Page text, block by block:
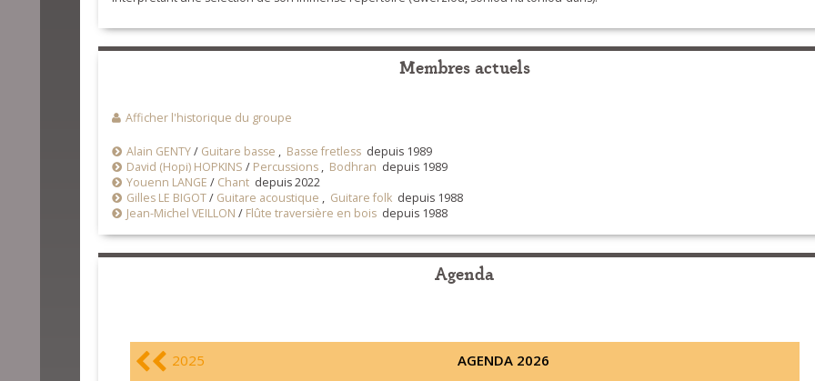
Membres actuels
Afficher l'historique du groupe
Alain GENTY/ Guitare basse , Basse fretlessdepuis 1989
David (Hopi) HOPKINS / Percussions, Bodhran depuis 1989
Youenn LANGE / Chantdepuis 2022
Gilles LE BIGOT/ Guitare acoustique , Guitare folkdepuis 1988
Jean-Michel VEILLON / Flûte traversière en boisdepuis 1988
Agenda
2025 AGENDA 2026